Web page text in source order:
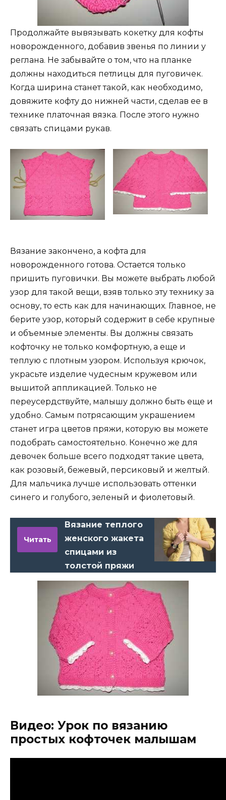
Продолжайте вывязывать кокетку для кофты
новорожденного, добавив звенья по линии у
реглана. Не забывайте о том, что на планке
должны находиться петлицы для пуговичек.
Когда ширина станет такой, как необходимо,
довяжите кофту до нижней части, сделав ее в
технике платочная вязка. После этого нужно
связать спицами рукав.
Вязание закончено, а кофта для
новорожденного готова. Остается только
пришить пуговички. Вы можете выбрать любой
узор для такой вещи, взяв только эту технику за
основу, то есть как для начинающих. Главное, не
берите узор, который содержит в себе крупные
и объемные элементы. Вы должны связать
кофточку не только комфортную, а еще и
теплую с плотным узором. Используя крючок,
украсьте изделие чудесным кружевом или
вышитой аппликацией. Только не
переусердствуйте, малышу должно быть еще и
удобно. Самым потрясающим украшением
станет игра цветов пряжи, которую вы можете
подобрать самостоятельно. Конечно же для
девочек больше всего подходят такие цвета,
как розовый, бежевый, персиковый и желтый.
Для мальчика лучше использовать оттенки
синего и голубого, зеленый и фиолетовый.
Читать
Вязание теплого
женского жакета
спицами из
толстой пряжи
Видео: Урок по вязанию
простых кофточек малышам